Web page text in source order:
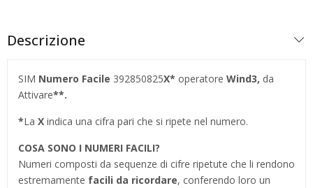
Descrizione
SIM Numero Facile 392850825X* operatore Wind3, da
Attivare**.
*La X indica una cifra pari che si ripete nel numero.
COSA SONO I NUMERI FACILI?
Numeri composti da sequenze di cifre ripetute che li rendono
estremamente facili da ricordare, conferendo loro un